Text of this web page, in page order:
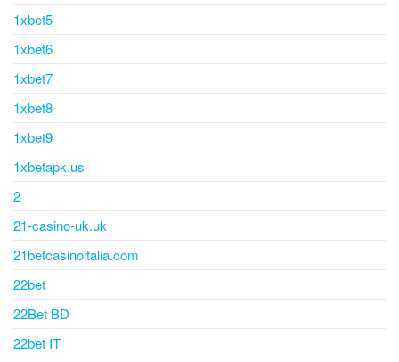
1xbet5
1xbet6
1xbet7
1xbet8
1xbet9
1xbetapk.us
2
21-casino-uk.uk
21betcasinoitalia.com
22bet
22Bet BD
22bet IT